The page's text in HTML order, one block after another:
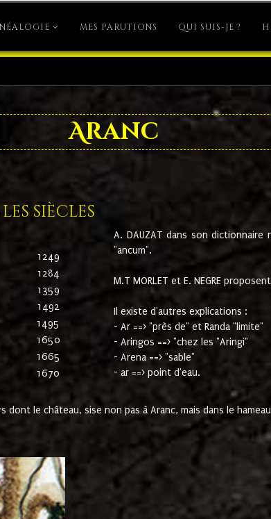
MES PARUTIONS QUI SUIS-JE ?
Aranc
siècles
1249
1284
1359
1492
1495
1650
1665
1670
A. DAUZAT dans son dictionnaire
"ancum".
M.T MORLET et E. NEGRE
Il existe d'autres explications :
- Ar ==> "près de" et Randa "limite"
- Aringos ==> "chez les "Aringi"
- Arena ==> "sable"
- ar ==> point d'eau.
dont le château, sise non pas à Aranc, mais dans le